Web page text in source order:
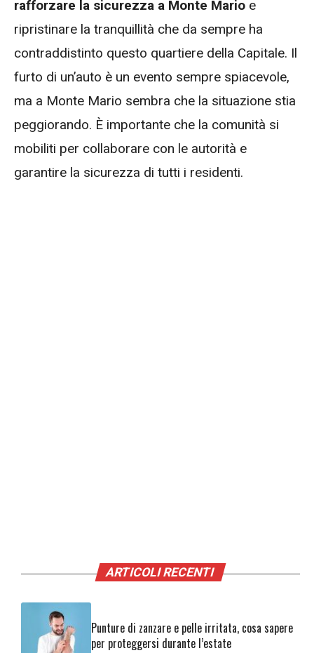
rafforzare la sicurezza a Monte Mario e
ripristinare la tranquillità che da sempre ha
contraddistinto questo quartiere della Capitale. Il
furto di un’auto è un evento sempre spiacevole,
ma a Monte Mario sembra che la situazione stia
peggiorando. È importante che la comunità si
mobiliti per collaborare con le autorità e
garantire la sicurezza di tutti i residenti.
ARTICOLI RECENTI
Punture di zanzare e pelle irritata, cosa sapere
per proteggersi durante l’estate